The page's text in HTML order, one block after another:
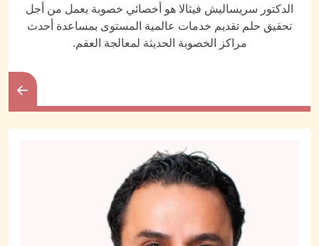
الدكتور سريساليش فيثالا هو أخصائي خصوبة يعمل من أجل
تحقيق حلم تقديم خدمات عالمية المستوى بمساعدة أحدث
مراكز الخصوبة الحديثة لمعالجة العقم.